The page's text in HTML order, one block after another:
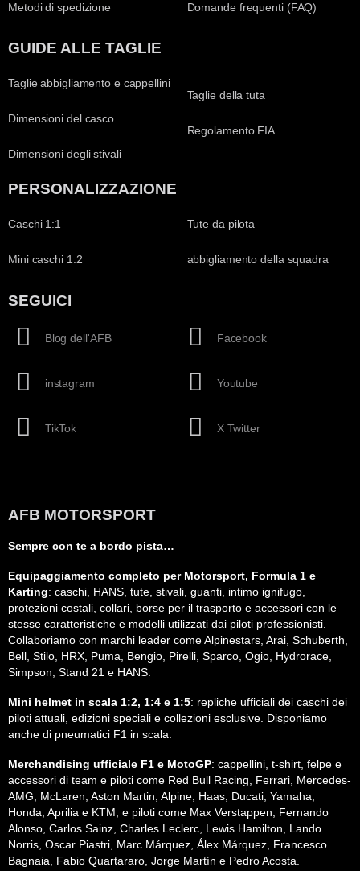
Metodi di spedizione Domande frequenti (FAQ)
GUIDE ALLE TAGLIE
Taglie abbigliamento e cappellini
Dimensioni del casco
Dimensioni degli stivali
Taglie della tuta
Regolamento FIA
PERSONALIZZAZIONE
Caschi 1:1
Mini caschi 1:2
Tute da pilota
abbigliamento della squadra
SEGUICI
Blog dell'AFB
instagram
TikTok
Facebook
Youtube
X Twitter
AFB MOTORSPORT
Sempre con te a bordo pista…
Equipaggiamento completo per Motorsport, Formula 1 e
Karting: caschi, HANS, tute, stivali, guanti, intimo ignifugo,
protezioni costali, collari, borse per il trasporto e accessori con le
stesse caratteristiche e modelli utilizzati dai piloti professionisti.
Collaboriamo con marchi leader come Alpinestars, Arai, Schuberth,
Bell, Stilo, HRX, Puma, Bengio, Pirelli, Sparco, Ogio, Hydrorace,
Simpson, Stand 21 e HANS.
Mini helmet in scala 1:2, 1:4 e 1:5: repliche ufficiali dei caschi dei
piloti attuali, edizioni speciali e collezioni esclusive. Disponiamo
anche di pneumatici F1 in scala.
Merchandising ufficiale F1 e MotoGP: cappellini, t-shirt, felpe e
accessori di team e piloti come Red Bull Racing, Ferrari, Mercedes-
AMG, McLaren, Aston Martin, Alpine, Haas, Ducati, Yamaha,
Honda, Aprilia e KTM, e piloti come Max Verstappen, Fernando
Alonso, Carlos Sainz, Charles Leclerc, Lewis Hamilton, Lando
Norris, Oscar Piastri, Marc Márquez, Álex Márquez, Francesco
Bagnaia, Fabio Quartararo, Jorge Martín e Pedro Acosta.